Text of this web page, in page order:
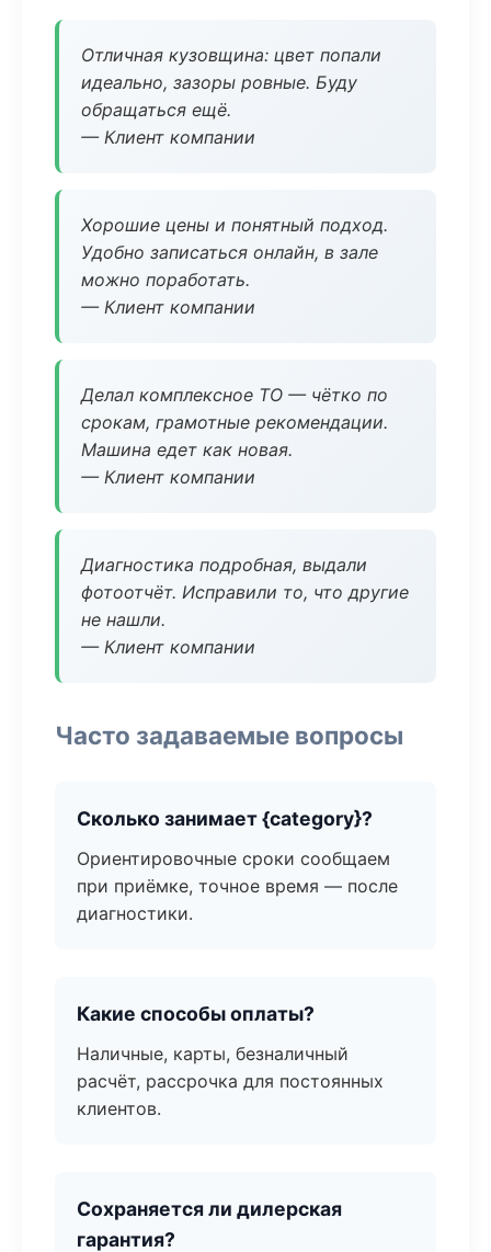
Отличная кузовщина: цвет попали
идеально, зазоры ровные. Буду
обращаться ещё.
— Клиент компании
Хорошие цены и понятный подход.
Удобно записаться онлайн, в зале
можно поработать.
— Клиент компании
Делал комплексное ТО — чётко по
срокам, грамотные рекомендации.
Машина едет как новая.
— Клиент компании
Диагностика подробная, выдали
фотоотчёт. Исправили то, что другие
не нашли.
— Клиент компании
Часто задаваемые вопросы
Сколько занимает {category}?
Ориентировочные сроки сообщаем
при приёмке, точное время — после
диагностики.
Какие способы оплаты?
Наличные, карты, безналичный
расчёт, рассрочка для постоянных
клиентов.
Сохраняется ли дилерская
гарантия?